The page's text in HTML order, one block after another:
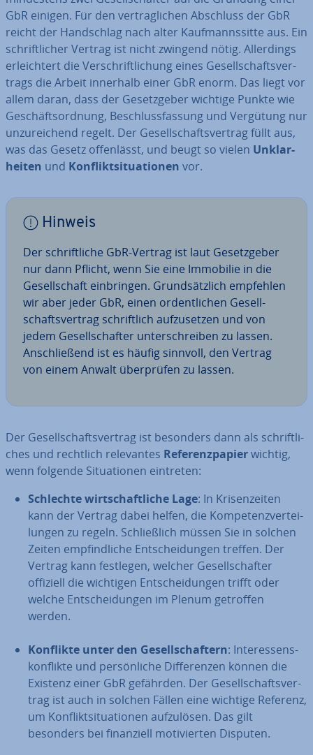
GbR einigen. Für den ver­trag­li­chen Abschluss der GbR
reicht der Hand­schlag nach alter Kauf­manns­sit­te aus. Ein
schrift­li­cher Vertrag ist nicht zwingend nötig. Al­ler­dings
er­leich­tert die Ver­schrift­li­chung eines Ge­sell­schafts­ver­
trags die Arbeit innerhalb einer GbR enorm. Das liegt vor
allem daran, dass der Ge­setz­ge­ber wichtige Punkte wie
Ge­schäfts­ord­nung, Be­schluss­fas­sung und Vergütung nur
un­zu­rei­chend regelt. Der Ge­sell­schafts­ver­trag füllt aus,
was das Gesetz of­fen­lässt, und beugt so vielen Un­klar­
hei­ten und Kon­flikt­si­tua­tio­nen vor.
Hinweis
Der schrift­li­che GbR-Vertrag ist laut Ge­setz­ge­ber
nur dann Pflicht, wenn Sie eine Immobilie in die
Ge­sell­schaft ein­brin­gen. Grund­sätz­lich empfehlen
wir aber jeder GbR, einen or­dent­li­chen Ge­sell­
schafts­ver­trag schrift­lich auf­zu­set­zen und von
jedem Ge­sell­schaf­ter un­ter­schrei­ben zu lassen.
An­schlie­ßend ist es häufig sinnvoll, den Vertrag
von einem Anwalt über­prü­fen zu lassen.
Der Ge­sell­schafts­ver­trag ist besonders dann als schrift­li­
ches und rechtlich re­le­van­tes Re­fe­renz­pa­pierwichtig,
wenn folgende Si­tua­tio­nen eintreten:
Schlechte wirt­schaft­li­che Lage: In Kri­sen­zei­ten
kann der Vertrag dabei helfen, die Kom­pe­tenz­ver­tei­
lun­gen zu regeln. Schließ­lich müssen Sie in solchen
Zeiten emp­find­li­che Ent­schei­dun­gen treffen. Der
Vertrag kann festlegen, welcher Ge­sell­schaf­ter
offiziell die wichtigen Ent­schei­dun­gen trifft oder
welche Ent­schei­dun­gen im Plenum getroffen
werden.
Konflikte unter den Ge­sell­schaf­tern: In­ter­es­sens­
kon­flik­te und per­sön­li­che Dif­fe­ren­zen können die
Existenz einer GbR gefährden. Der Ge­sell­schafts­ver­
trag ist auch in solchen Fällen eine wichtige Referenz,
um Kon­flikt­si­tua­tio­nen auf­zu­lö­sen. Das gilt
besonders bei fi­nan­zi­ell mo­ti­vier­ten Disputen.